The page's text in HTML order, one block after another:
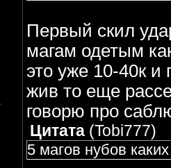
Первый скил
магам одетым
это уже 10-40к
жив то еще
говорю про
Цитата(Tobi777)
5 магов нубов